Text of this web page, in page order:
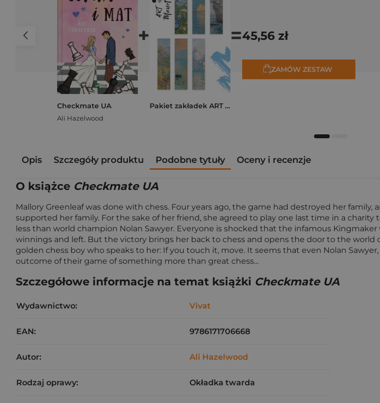
Checkmate UA
Ali Hazelwood
+
Pakiet zakładek ART Monet
=45,56 zł
ZAMÓW ZESTAW
Opis Szczegóły produktu Podobne tytuły Oceny i recenzje
O książce Checkmate UA
Mallory Greenleaf was done with chess. Four years ago, the game had destroyed her
supported her family. For the sake of her friend, she agreed to play one last time in a
less than world champion Nolan Sawyer. Everyone is shocked that the infamous
winnings and left. But the victory brings her back to chess and opens the door to the world
golden chess boy who speaks to her: If you touch it, move. It seems that even Nolan
outcome of their game of something more than great chess...
Szczegółowe informacje na temat książki Checkmate UA
Wydawnictwo: Vivat
EAN: 9786171706668
Autor: Ali Hazelwood
Rodzaj oprawy: Okładka twarda